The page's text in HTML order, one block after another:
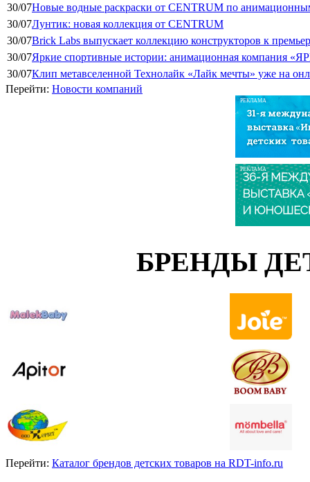
30/07Новые водные раскраски от CENTRUM по
30/07Лунтик: новая коллекция от CENTRUM
30/07Brick Labs выпускает коллекцию конструкторов к
30/07Яркие спортивные истории: анимационная компания
30/07Клип метавселенной Технолайк «Лайк мечты» уже на
Перейти: Новости компаний
РЕКЛАМА
РЕКЛАМА
БРЕНДЫ
Перейти: Каталог брендов детских товаров на RDT-info.ru